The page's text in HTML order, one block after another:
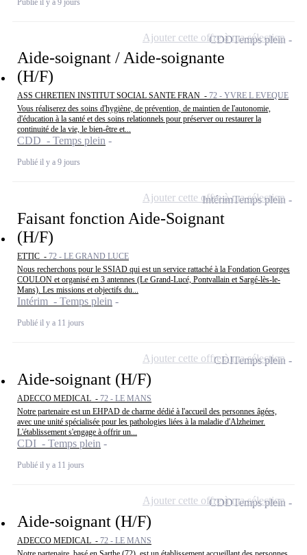
Aide-soignant / Aide-soignante
(H/F)
ASS CHRETIEN INSTITUT SOCIAL SANTE FRAN - 72 - YVRE L EVEQUE
Vous réaliserez des soins d'hygiène, de prévention, de maintien de l'autonomie,
d'éducation à la santé et des soins relationnels pour préserver ou restaurer la
continuité de la vie, le bien-être et...
CDD - Temps plein
Publié il y a 9 jours
CDDTemps plein
Ajouter cette offre à ma sélection
Faisant fonction Aide-Soignant
(H/F)
ETTIC - 72 - LE GRAND LUCE
Nous recherchons pour le SSIAD qui est un service rattaché à la Fondation Georges
COULON et organisé en 3 antennes (Le Grand-Lucé, Pontvallain et Sargé-lès-le-
Mans). Les missions et objectifs du...
Intérim - Temps plein
Publié il y a 11 jours
IntérimTemps plein
Ajouter cette offre à ma sélection
Aide-soignant (H/F)
ADECCO MEDICAL - 72 - LE MANS
Notre partenaire est un EHPAD de charme dédié à l'accueil des personnes âgées,
avec une unité spécialisée pour les pathologies liées à la maladie d'Alzheimer.
L'établissement s'engage à offrir un...
CDI - Temps plein
Publié il y a 11 jours
CDITemps plein
Ajouter cette offre à ma sélection
Aide-soignant (H/F)
ADECCO MEDICAL - 72 - LE MANS
CDDTemps plein
Ajouter cette offre à ma sélection